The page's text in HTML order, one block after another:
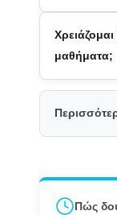
μαθήματα;
Πώς